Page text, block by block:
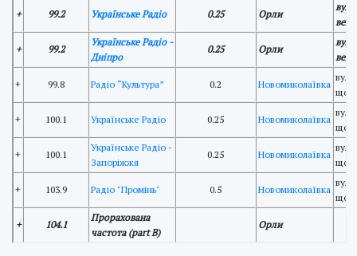
+ 99.2 Українське Радіо 0.25 Орли
вул.
+ 99.2
Українське Радіо -
Дніпро
0.25 Орли
вул.
+ 99.8 Радіо “Культура” 0.2 Новомиколаївка
вул.
+ 100.1 Українське Радіо 0.25 Новомиколаївка
вул.
+ 100.1
Українське Радіо -
Запоріжжя
0.25 Новомиколаївка
вул.
+ 103.9 Радіо "Промінь" 0.5 Новомиколаївка
вул.
+ 104.1
Прорахована
частота (part B)
Орли